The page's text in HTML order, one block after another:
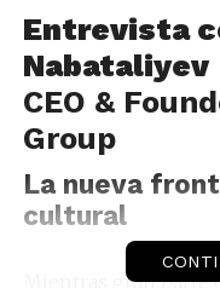
Entrevista
Nabataliyev
CEO &
Group
La nueva
cultural
Mientras gran parte